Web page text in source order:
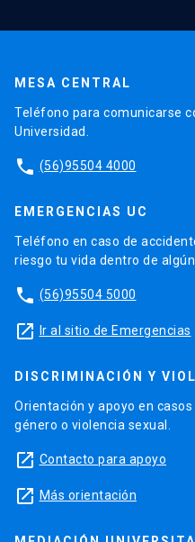
MESA CENTRAL
Teléfono para comunicarse
Universidad.
phone (56)95504 4000
EMERGENCIAS UC
Teléfono en caso de
riesgo tu vida dentro de
phone (56)95504 5000
launch Ir al sitio de Emergencias
DISCRIMINACIÓN Y
Orientación y apoyo en
género o violencia sexual.
launch Contacto para apoyo
launch Más orientación